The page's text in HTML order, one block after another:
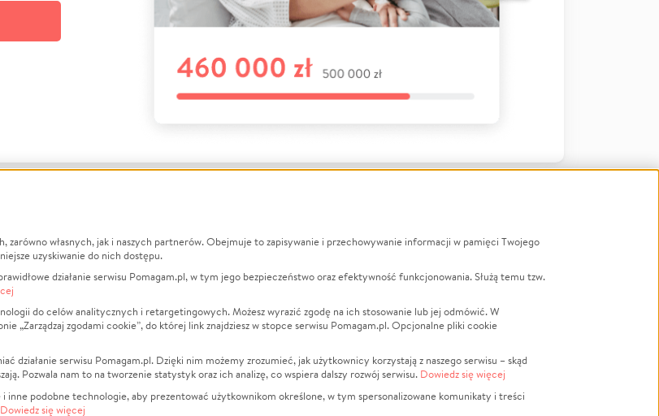
O nas
Opinie
Raporty
Za darmo
Dla NGO
Fundacja Pomagam.pl
Zbieraj na
Leczenie
Zwierzęta
Pożar
Sport
Pomoc Finansowa
LGBTQ+
Powódź
Wichura
Religia
Edukacja
własnych, jak i naszych partnerów. Obejmuje to zapisywanie i przechowywanie informacji w pamięci Twojego
uzyskiwanie do nich dostępu.
działanie serwisu Pomagam.pl, w tym jego bezpieczeństwo oraz efektywność funkcjonowania. Służą temu tzw.
do celów analitycznych i retargetingowych. Możesz wyrazić zgodę na ich stosowanie lub jej odmówić. W
„Zarządzaj zgodami cookie”, do której link znajdziesz w stopce serwisu Pomagam.pl. Opcjonalne pliki cookie
działanie serwisu Pomagam.pl. Dzięki nim możemy zrozumieć, jak użytkownicy korzystają z naszego serwisu – skąd
Pozwala nam to na tworzenie statystyk oraz ich analizę, co wspiera dalszy rozwój serwisu. Dowiedz się więcej
inne podobne technologie, aby prezentować użytkownikom określone, w tym spersonalizowane komunikaty i treści
Dowiedz się więcej